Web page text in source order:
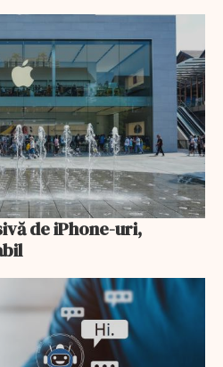
de iPhone-uri,